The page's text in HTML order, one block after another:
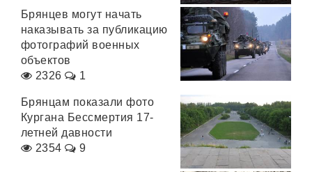
Брянцев могут начать
наказывать за публикацию
фотографий военных
объектов
2326
1
Брянцам показали фото
Кургана Бессмертия 17-
летней давности
2354
9